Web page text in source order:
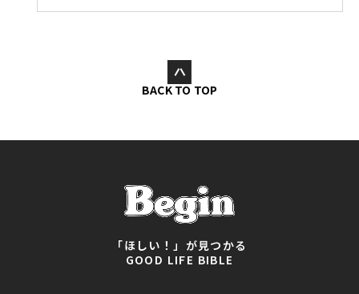
BACK TO TOP
「ほしい！」が見つかる
GOOD LIFE BIBLE